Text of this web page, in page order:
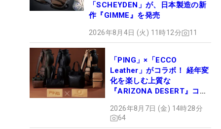
「SCHEYDEN」が、日本製造の新
作『GIMME』を発売
2026年8月4日 (火) 11時12分 11
「PING」×「ECCO
Leather」がコラボ！ 経年変
化を楽しむ上質な
『ARIZONA DESERT』コレ
ュー
2026年8月7日 (金) 14時28分
64